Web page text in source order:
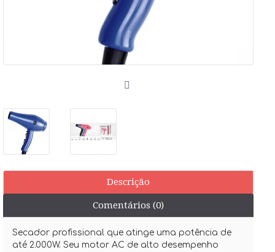
Descrição
Comentários (0)
Secador profissional que atinge uma potência de
até 2.000W. Seu motor AC de alto desempenho